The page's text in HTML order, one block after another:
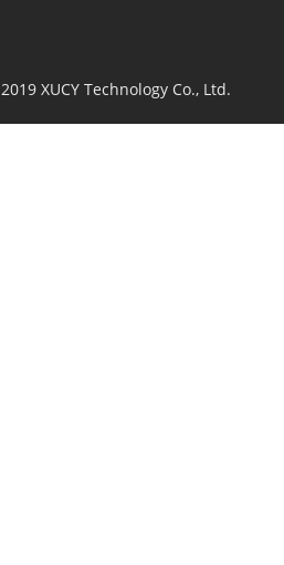
XUCY Technology Co., Ltd.